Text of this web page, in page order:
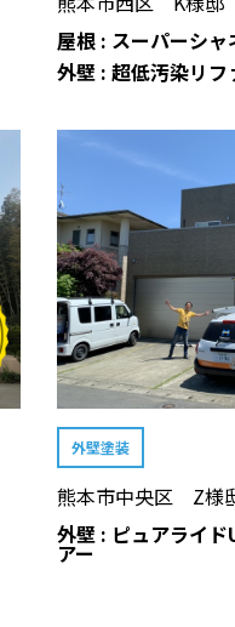
屋根 : スーパーシャ
外壁 : 超低汚染リ
外壁塗装
熊本市中央区 Z様
外壁 : ピュアライド
アー